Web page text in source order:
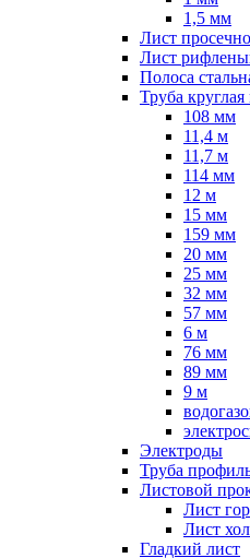
1,5 мм
Лист
Лист
Полоса
Труба круглая
108 мм
11,4 м
11,7 м
114 мм
12 м
15 мм
159 мм
20 мм
25 мм
32 мм
57 мм
6 м
76 мм
89 мм
9 м
Электроды
Труба
Листовой
Лист
Лист
Гладкий лист